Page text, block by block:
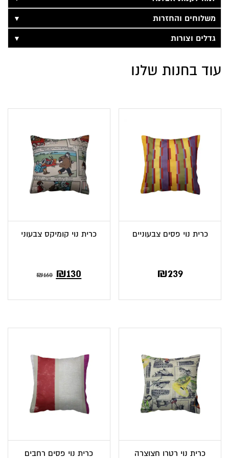
משלוחים והחזרות
▼
גדלים וצורות
▼
עוד בחנות שלנו
כרית נוי פסים צבעוניים
₪239
כרית נוי קומיקס צבעוני
₪160 המחיר
₪160.
₪130
₪130.
כרית נוי רטרו חצוצרה
כרית נוי פסים רחבים